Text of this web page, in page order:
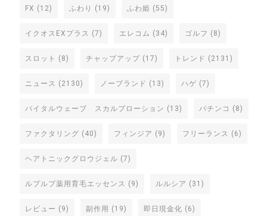
FX (12) ふわり (19) ふわ姫 (55)
イクオスEXプラス (7) エレコム (34) ゴルフ (8)
スロット (8) チャップアップ (17) トレンド (2131)
ニュース (2130) ノーブランド (13) ハゲ (7)
バイタルウェーブ スカルプローション (13) パチンコ (8)
ファクタリング (40) フィンジア (9) フリーランス (6)
ヘアトニックグロウジェル (7)
ルプルプ薬用育毛エッセンス (9) ルルシア (31)
レビュー (9) 副作用 (19) 即日現金化 (6)